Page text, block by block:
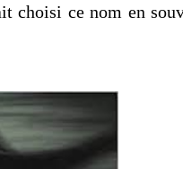
choisi ce nom en